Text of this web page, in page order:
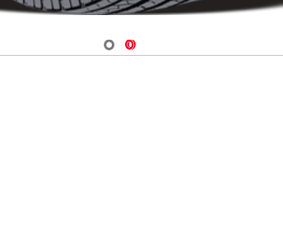
Navigate 1
Navigate 2